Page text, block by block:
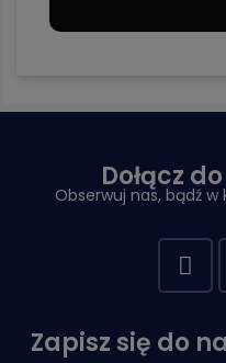
Dołącz
Obserwuj nas, bądź
Zapisz się do